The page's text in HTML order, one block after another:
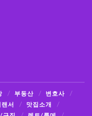
부동산
변호사
서
맛집소개